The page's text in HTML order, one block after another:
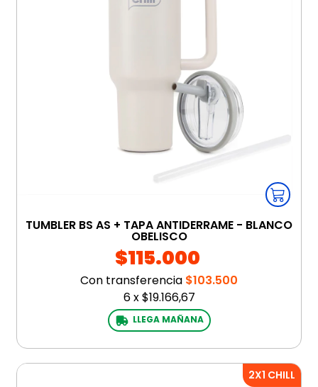
TUMBLER BS AS + TAPA ANTIDERRAME - BLANCO
OBELISCO
$115.000
Con transferencia $103.500
6x$19.166,67
LLEGA MAÑANA
2X1 CHILL